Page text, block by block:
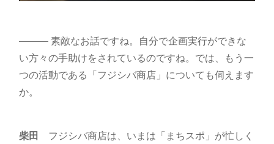
――― 素敵なお話ですね。自分で企画実行ができな
い方々の手助けをされているのですね。では、もう一
つの活動である「フジシバ商店」についても伺えます
か。
柴田 フジシバ商店は、いまは「まちスポ」が忙しく